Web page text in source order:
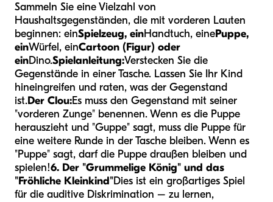
Sammeln Sie eine Vielzahl von
Haushaltsgegenständen, die mit vorderen Lauten
beginnen: einSpielzeug, einHandtuch, einePuppe,
einWürfel, einCartoon (Figur) oder
einDino.Spielanleitung:Verstecken Sie die
Gegenstände in einer Tasche. Lassen Sie Ihr Kind
hineingreifen und raten, was der Gegenstand
ist.Der Clou:Es muss den Gegenstand mit seiner
"vorderen Zunge" benennen. Wenn es die Puppe
herauszieht und "Guppe" sagt, muss die Puppe für
eine weitere Runde in der Tasche bleiben. Wenn es
"Puppe" sagt, darf die Puppe draußen bleiben und
spielen!6. Der "Grummelige König" und das
"Fröhliche Kleinkind"Dies ist ein großartiges Spiel
für die auditive Diskrimination – zu lernen,